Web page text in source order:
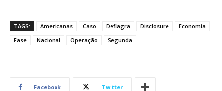
TAGS: Americanas Caso Deflagra Disclosure
Economia
Fase
Nacional Operação Segunda
Facebook Twitter